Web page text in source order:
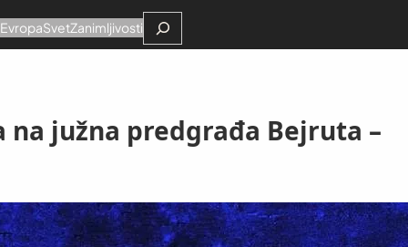
EvropaSvetZanimljivostiSearch
južna predgrađa Bejruta –